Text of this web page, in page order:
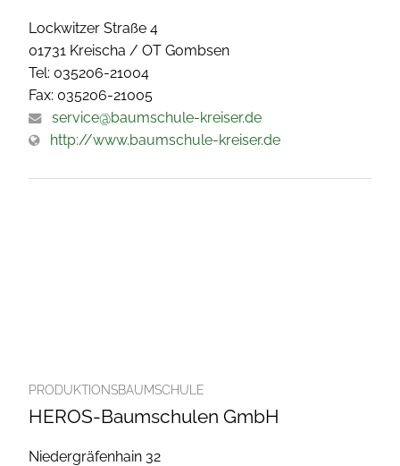
Lockwitzer Straße 4
01731 Kreischa / OT Gombsen
Tel: 035206-21004
Fax: 035206-21005
service@baumschule-kreiser.de
http://www.baumschule-kreiser.de
PRODUKTIONSBAUMSCHULE
HEROS-Baumschulen GmbH
Niedergräfenhain 32